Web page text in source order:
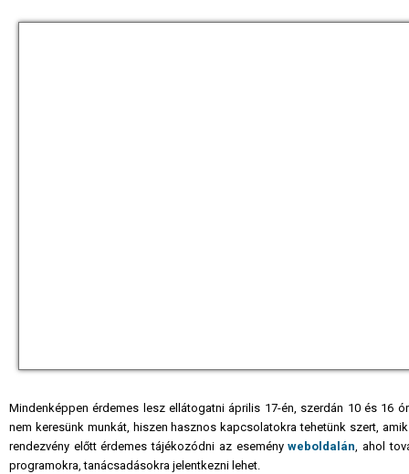
Mindenképpen érdemes lesz ellátogatni április 17-én, szerdán 10 és 16
nem keresünk munkát, hiszen hasznos kapcsolatokra tehetünk szert,
rendezvény előtt érdemes tájékozódni az eseményweboldalán, ahol
programokra, tanácsadásokra jelentkezni lehet.